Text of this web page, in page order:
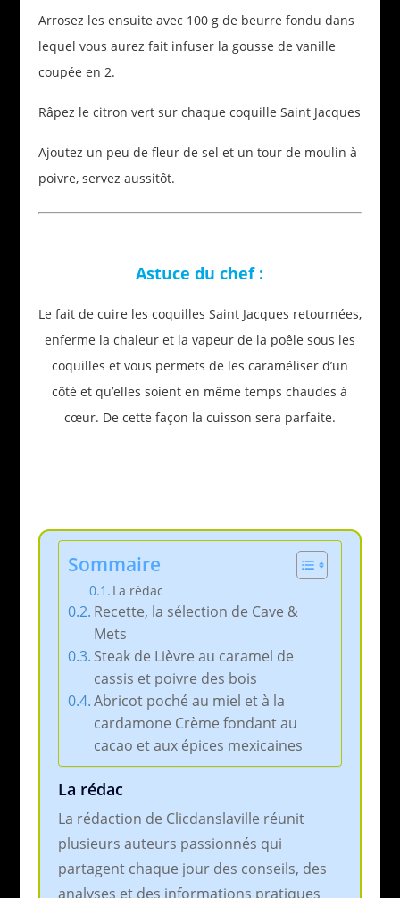
Arrosez les ensuite avec 100 g de beurre fondu dans
lequel vous aurez fait infuser la gousse de vanille
coupée en 2.
Râpez le citron vert sur chaque coquille Saint Jacques
Ajoutez un peu de fleur de sel et un tour de moulin à
poivre, servez aussitôt.
Astuce du chef :
Le fait de cuire les coquilles Saint Jacques retournées,
enferme la chaleur et la vapeur de la poêle sous les
coquilles et vous permets de les caraméliser d’un
côté et qu’elles soient en même temps chaudes à
cœur. De cette façon la cuisson sera parfaite.
Sommaire
La rédac
Recette, la sélection de Cave &
Mets
Steak de Lièvre au caramel de
cassis et poivre des bois
Abricot poché au miel et à la
cardamone Crème fondant au
cacao et aux épices mexicaines
La rédac
La rédaction de Clicdanslaville réunit
plusieurs auteurs passionnés qui
partagent chaque jour des conseils, des
analyses et des informations pratiques